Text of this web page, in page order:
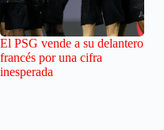
El PSG vende a su delantero
francés por una cifra
inesperada